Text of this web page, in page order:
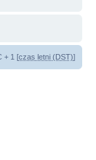
+ 1 [czas letni (DST)]